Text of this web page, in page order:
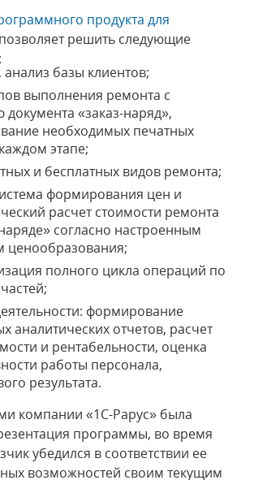
продукта для
позволяет решить следующие
анализ базы клиентов;
выполнения ремонта с
«заказ-наряд»,
необходимых печатных
этапе;
и бесплатных видов ремонта;
формирования цен и
расчет стоимости ремонта
согласно настроенным
ценообразования;
полного цикла операций по
формирование
аналитических отчетов, расчет
и рентабельности, оценка
работы персонала,
результата.
компании «1С-Рарус» была
программы, во время
убедился в соответствии ее
возможностей своим текущим